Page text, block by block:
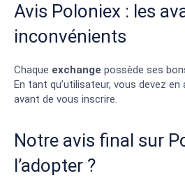
Avis Poloniex : les
inconvénients
Chaque exchange possède ses
En tant qu’utilisateur, vous devez
avant de vous inscrire.
Notre avis final sur
l’adopter ?